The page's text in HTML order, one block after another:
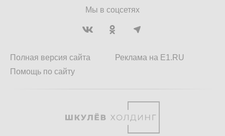
Мы в соцсетях
Полная версия сайта
Помощь по сайту
Реклама на E1.RU